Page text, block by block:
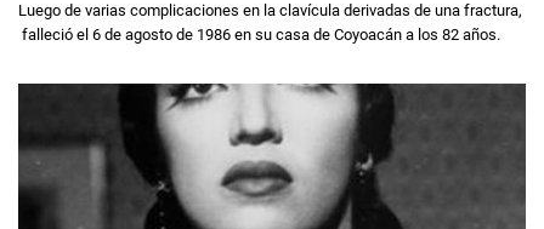
Luego de varias complicaciones en la clavícula derivadas de una fractura,
falleció el 6 de agosto de 1986 en su casa de Coyoacán a los 82 años.